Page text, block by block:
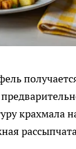
крахмала